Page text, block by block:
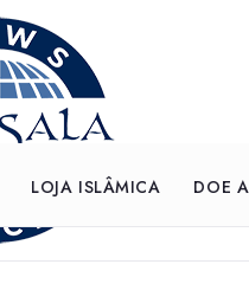
LOJA ISLÂMICA DOE